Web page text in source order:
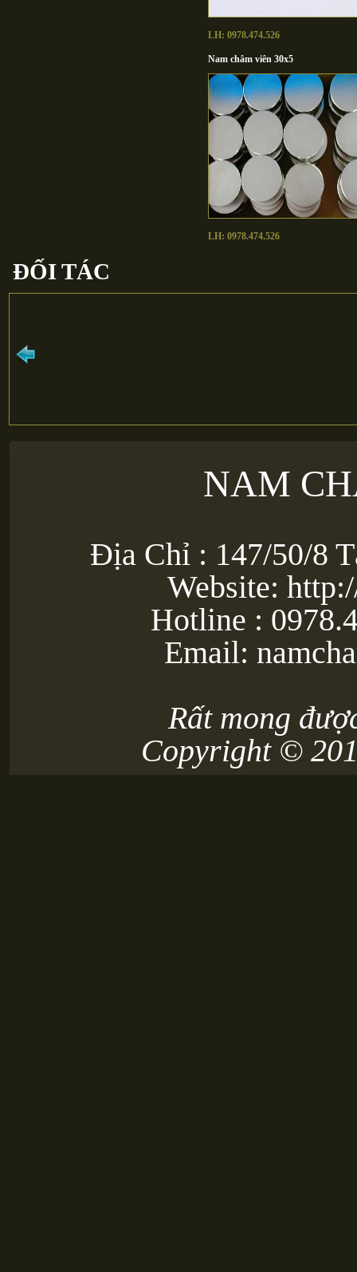
LH: 0978.474.526
Nam châm viên 30x5
LH: 0978.474.526
ĐỐI TÁC
NAM
Địa Chỉ : 147/50/8
Website:
Hotline :
Email:
Rất mong
Copyright ©